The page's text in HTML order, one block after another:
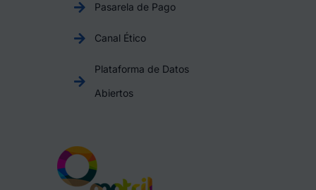
Pasarela de Pago
Canal Ético
Plataforma de Datos
Abiertos